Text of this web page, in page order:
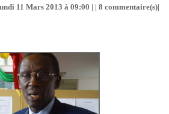
11 Mars 2013 à 09:00 | | 8 commentaire(s)|